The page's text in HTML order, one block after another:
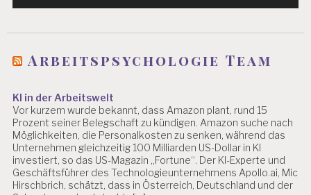
Arbeitspsychologie Team
KI in der Arbeitswelt
Vor kurzem wurde bekannt, dass Amazon plant, rund 15
Prozent seiner Belegschaft zu kündigen. Amazon suche nach
Möglichkeiten, die Personalkosten zu senken, während das
Unternehmen gleichzeitig 100 Milliarden US-Dollar in KI
investiert, so das US-Magazin „Fortune“. Der KI-Experte und
Geschäftsführer des Technologieunternehmens Apollo.ai, Mic
Hirschbrich, schätzt, dass in Österreich, Deutschland und der